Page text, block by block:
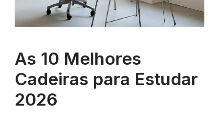
As 10 Melhores
Cadeiras para Estudar
2026